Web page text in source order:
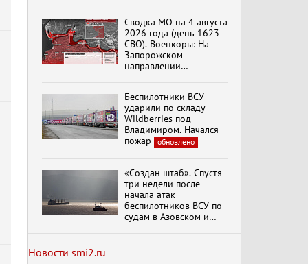
фильм "Империализм и
террор"
Бить смелее!
А.Матвийчук, К.Сивков
(06.08.2026)
Темы дня (06.08.2026)
ДЕЛЕГАЦИЯ ЦК КПРФ
ПРАЗДНОВАНИИ
ВОСЕМЬДЕСЯТ
ТРЕТЬЕЙ ГОДОВЩИНЫ
ОСВОБОЖДЕНИЯ ОРЛА
ОТ НЕМЕЦКО-
ФАШИСТСКИХ
Маркс о
национальности
капитала
Сводка МО на 4 августа
2026 года (день 1623
СВО). Военкоры: На
Запорожском
направлении
Степногорска
Беспилотники ВСУ
ударили по складу
Wildberries под
Владимиром. Начался
пожар
обновлено
«Создан штаб». Спустя
три недели после
начала атак
беспилотников ВСУ по
судам в Азовском и
Новости smi2.ru